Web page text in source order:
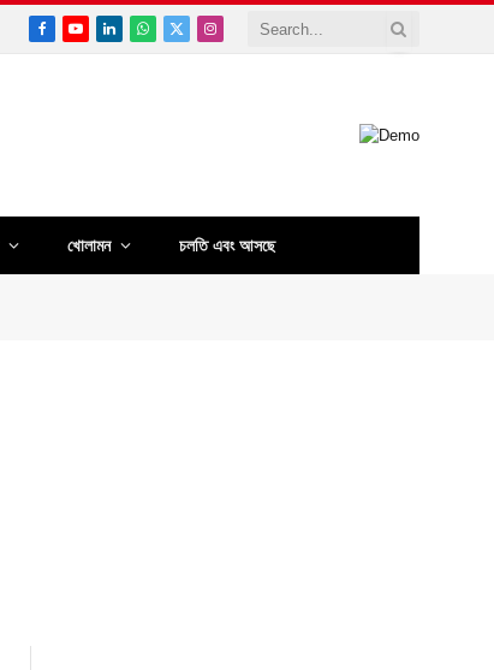
Facebook
YouTubeLinkedInWhatsApp
X
Instagram
খোলামন চলতি এবং আসছে